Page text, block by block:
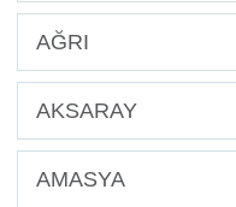
AĞRI
AKSARAY
AMASYA